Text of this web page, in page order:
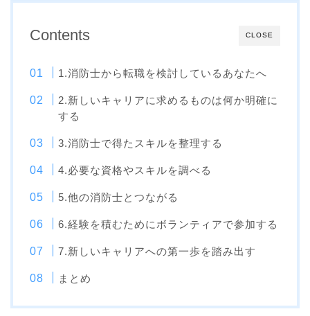
CLOSE
Contents
1.消防士から転職を検討しているあなたへ
2.新しいキャリアに求めるものは何か明確に
する
3.消防士で得たスキルを整理する
4.必要な資格やスキルを調べる
5.他の消防士とつながる
6.経験を積むためにボランティアで参加する
7.新しいキャリアへの第一歩を踏み出す
まとめ